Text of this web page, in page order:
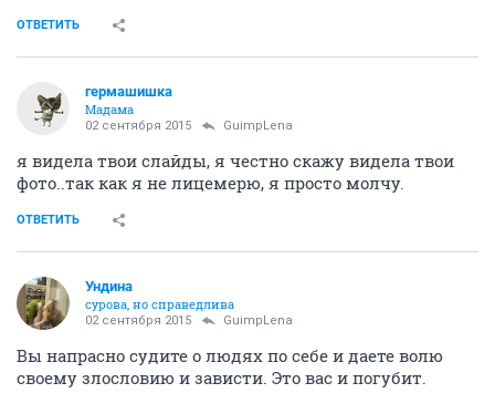
ОТВЕТИТЬ
гермашишка
Мадама
02 сентября 2015 GuimpLena
я видела твои слайды, я честно скажу видела твои
фото..так как я не лицемерю, я просто молчу.
ОТВЕТИТЬ
Ундинa
сурова, но справедлива
02 сентября 2015 GuimpLena
Вы напрасно судите о людях по себе и даете волю
своему злословию и зависти. Это вас и погубит.